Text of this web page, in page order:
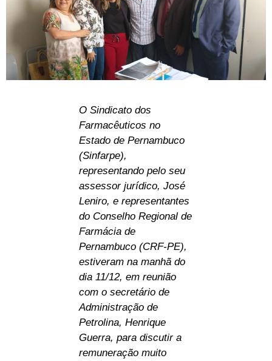
O Sindicato dos
Farmacêuticos no
Estado de Pernambuco
(Sinfarpe),
representando pelo seu
assessor jurídico, José
Leniro, e representantes
do Conselho Regional de
Farmácia de
Pernambuco (CRF-PE),
estiveram na manhã do
dia 11/12, em reunião
com o secretário de
Administração de
Petrolina, Henrique
Guerra, para discutir a
remuneração muito